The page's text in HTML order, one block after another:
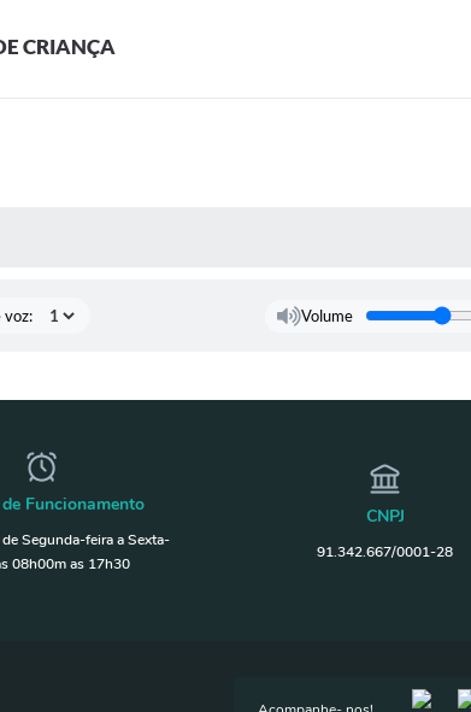
CRIANÇA
voz: Volume
Funcionamento
Segunda-feira a Sexta-
08h00m as 17h30
CNPJ
91.342.667/0001-28